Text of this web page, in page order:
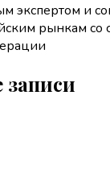
экспертом и
рынкам со
записи